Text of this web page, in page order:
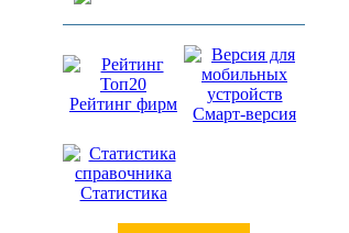
Рейтинг фирм
Смарт-версия
Статистика